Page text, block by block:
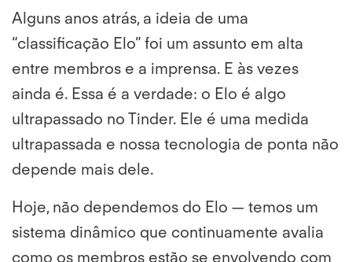
Alguns anos atrás, a ideia de uma
“classificação Elo” foi um assunto em alta
entre membros e a imprensa. E às vezes
ainda é. Essa é a verdade: o Elo é algo
ultrapassado no Tinder. Ele é uma medida
ultrapassada e nossa tecnologia de ponta não
depende mais dele.
Hoje, não dependemos do Elo — temos um
sistema dinâmico que continuamente avalia
como os membros estão se envolvendo com